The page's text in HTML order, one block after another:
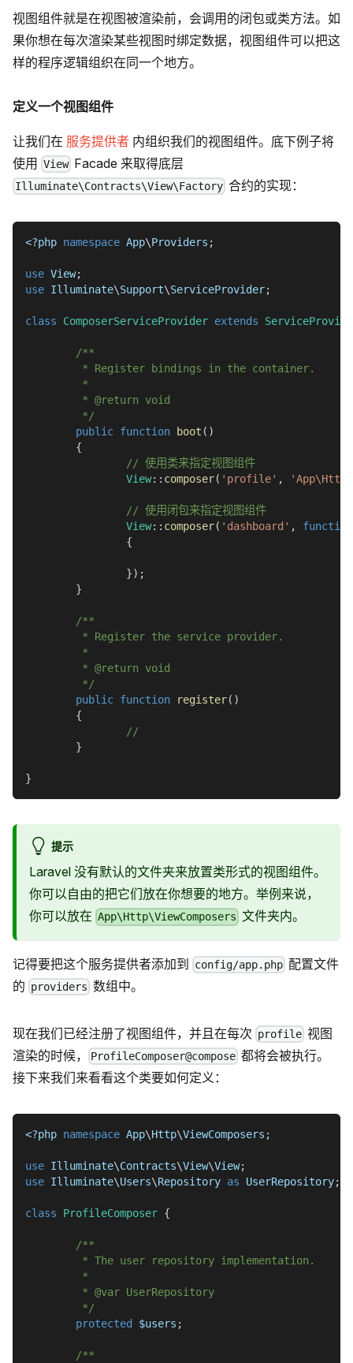
视图组件就是在视图被渲染前，会调用的闭包或类方法。如
果你想在每次渲染某些视图时绑定数据，视图组件可以把这
样的程序逻辑组织在同一个地方。
定义一个视图组件
让我们在 服务提供者 内组织我们的视图组件。底下例子将
使用 View Facade 来取得底层
Illuminate\Contracts\View\Factory 合约的实现：
<?php namespace App\Providers ;
use View;
use Illuminate\Support\ServiceProvider;
class ComposerServiceProvider extends
/**
	 * Register bindings in the container.
	 *
	 * @return void
	 */
public function boot ( )
{
// 使用类来指定视图组件
View:: composer( 'profile' ,
// 使用闭包来指定视图组件
View:: composer( 'dashboard' ,
function
{
}) ;
}
/**
	 * Register the service provider.
	 *
	 * @return void
	 */
public function register( )
{
//
}
}
提示
Laravel 没有默认的文件夹来放置类形式的视图组件。
你可以自由的把它们放在你想要的地方。举例来说，
你可以放在 App\Http\ViewComposers 文件夹内。
记得要把这个服务提供者添加到 config/app.php 配置文件
的 providers 数组中。
现在我们已经注册了视图组件，并且在每次 profile 视图
渲染的时候，
ProfileComposer@compose 都将会被执行。
接下来我们来看看这个类要如何定义：
<?php namespace App\Http\ViewComposers ;
use Illuminate\Contracts\View\View;
use Illuminate\Users\Repository as UserRepository;
class ProfileComposer {
/**
	 * The user repository implementation.
	 *
	 * @var UserRepository
	 */
protected
$users ;
/**